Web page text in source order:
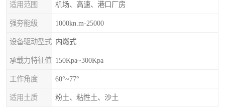
适用范围 机场、高速、港口厂房
强夯能级 1000kn.m-25000
设备驱动型式 内燃式
承载力特征值 150Kpa~300Kpa
工作角度 60°~77°
适用土质 粉土、粘性土、沙土